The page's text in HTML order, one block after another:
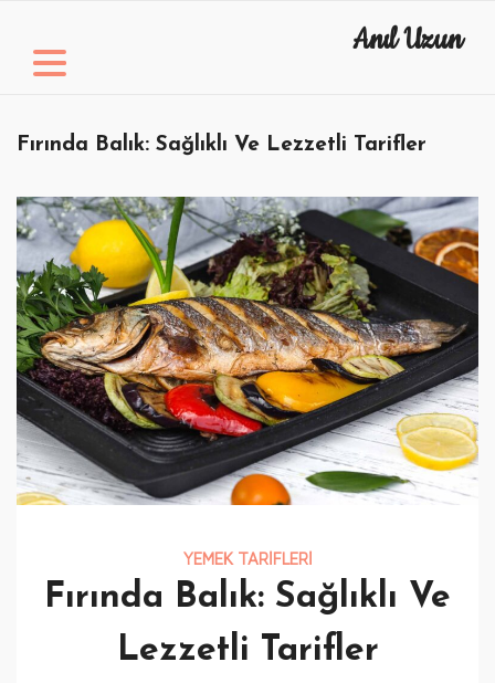
content
Anıl Uzun
Fırında Balık: Sağlıklı Ve Lezzetli Tarifler
YEMEK TARIFLERI
Fırında Balık: Sağlıklı Ve
Lezzetli Tarifler